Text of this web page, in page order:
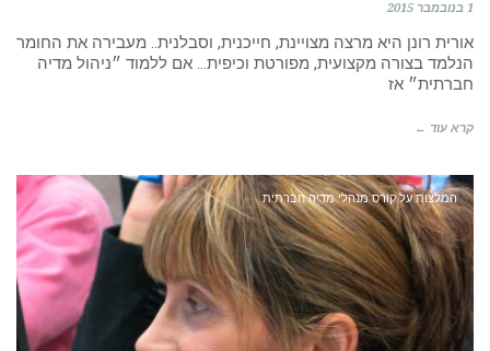
1 בנובמבר 2015
אורית רונן היא מרצה מצויינת, חייכנית, וסבלנית.. מעבירה את החומר
הנלמד בצורה מקצועית, מפורטת וכיפית… אם ללמוד ״ניהול מדיה
חברתית״ אז
קרא עוד ←
המלצות על קורס מנהלי מדיה חברתית